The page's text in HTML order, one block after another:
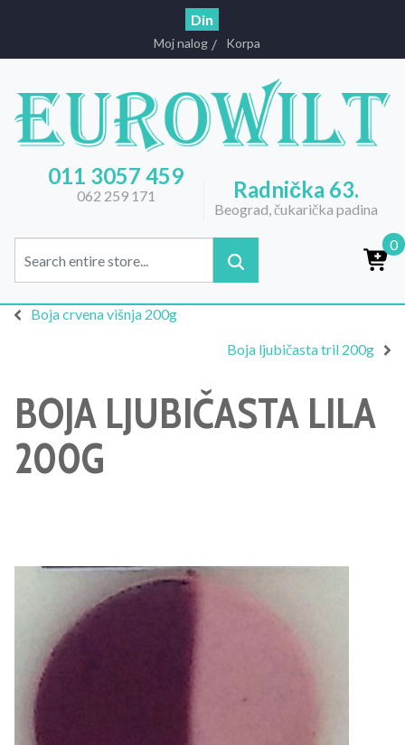
Din
Moj nalog Korpa
011 3057 459
062 259 171 Radnička 63.
Beograd, čukarička padina
0
Boja crvena višnja 200g
Boja ljubičasta tril 200g
BOJA LJUBIČASTA LILA
200G